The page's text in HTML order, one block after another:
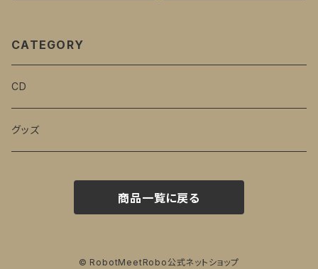
CATEGORY
CD
グッズ
商品一覧に戻る
© RobotMeetRobo公式ネットショップ